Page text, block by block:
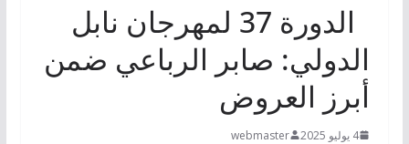
الدورة 37 لمهرجان نابل
الدولي: صابر الرباعي ضمن
أبرز العروض
4 يوليو 2025 webmaster